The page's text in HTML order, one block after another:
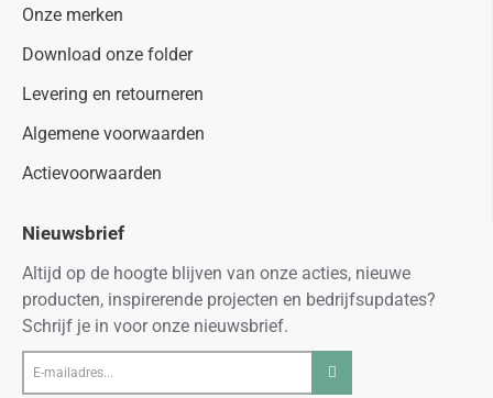
Onze merken
Download onze folder
Levering en retourneren
Algemene voorwaarden
Actievoorwaarden
Nieuwsbrief
Altijd op de hoogte blijven van onze acties, nieuwe
producten, inspirerende projecten en bedrijfsupdates?
Schrijf je in voor onze nieuwsbrief.
mailadres...